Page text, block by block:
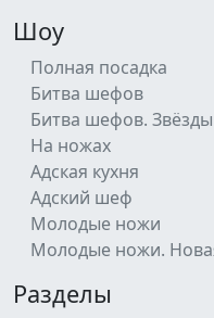
Шоу
Полная посадка
Битва шефов
Битва шефов. Звёзды
На ножах
Адская кухня
Адский шеф
Молодые ножи
Молодые ножи.
Разделы